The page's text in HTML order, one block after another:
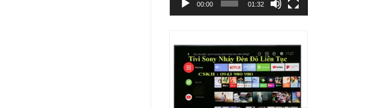
00:00 01:32